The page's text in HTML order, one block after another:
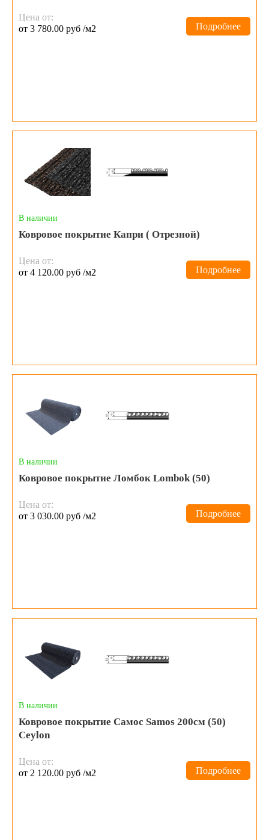
Цена от:
от 3 780.00 руб /м2
Подробнее
В наличии
Ковровое покрытие Капри ( Отрезной)
Цена от:
от 4 120.00 руб /м2
Подробнее
В наличии
Ковровое покрытие Ломбок Lombok (50)
Цена от:
от 3 030.00 руб /м2
Подробнее
В наличии
Ковровое покрытие Самос Samos 200см (50)
Ceylon
Цена от:
от 2 120.00 руб /м2
Подробнее